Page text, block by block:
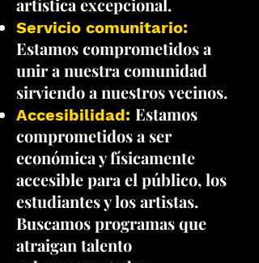
artística excepcional.
Servicio comunitario:
Estamos comprometidos a
unir a nuestra comunidad
sirviendo a nuestros vecinos.
Accesibilidad: Estamos
comprometidos a ser
económica y físicamente
accesible para el público, los
estudiantes y los artistas.
Buscamos programas que
atraigan talento